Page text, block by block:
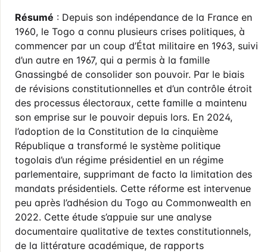
Résumé : Depuis son indépendance de la France en
1960, le Togo a connu plusieurs crises politiques, à
commencer par un coup d’État militaire en 1963, suivi
d’un autre en 1967, qui a permis à la famille
Gnassingbé de consolider son pouvoir. Par le biais
de révisions constitutionnelles et d’un contrôle étroit
des processus électoraux, cette famille a maintenu
son emprise sur le pouvoir depuis lors. En 2024,
l’adoption de la Constitution de la cinquième
République a transformé le système politique
togolais d’un régime présidentiel en un régime
parlementaire, supprimant de facto la limitation des
mandats présidentiels. Cette réforme est intervenue
peu après l’adhésion du Togo au Commonwealth en
2022. Cette étude s’appuie sur une analyse
documentaire qualitative de textes constitutionnels,
de la littérature académique, de rapports